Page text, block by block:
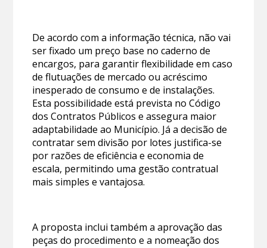
De acordo com a informação técnica, não vai
ser fixado um preço base no caderno de
encargos, para garantir flexibilidade em caso
de flutuações de mercado ou acréscimo
inesperado de consumo e de instalações.
Esta possibilidade está prevista no Código
dos Contratos Públicos e assegura maior
adaptabilidade ao Município. Já a decisão de
contratar sem divisão por lotes justifica-se
por razões de eficiência e economia de
escala, permitindo uma gestão contratual
mais simples e vantajosa.
A proposta inclui também a aprovação das
peças do procedimento e a nomeação dos